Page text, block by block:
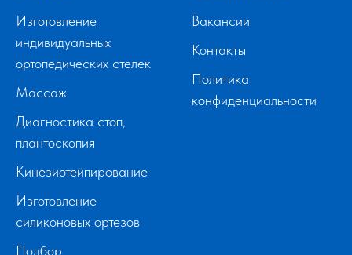
Изготовление
индивидуальных
ортопедических стелек
Массаж
Диагностика стоп,
плантоскопия
Кинезиотейпирование
Изготовление
силиконовых ортезов
Подбор
Вакансии
Контакты
Политика
конфиденциальности